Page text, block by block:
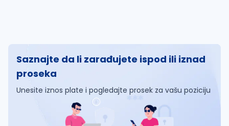
Saznajte da li zarađujete ispod ili iznad
proseka
Unesite iznos plate i pogledajte prosek za vašu poziciju